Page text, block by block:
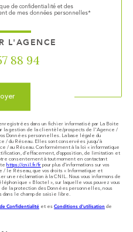
de confidentialité et des
de mes données personnelles*
L'AGENCE
88 94
dans un fichier informatisé par La Boite
la gestion de la clientèle/prospects de l'Agence /
Données personnelles. La base légale du
du Réseau. Elles sont conservées jusqu'à
/ au Réseau. Conformément à la loi « informatique
d’effacement, d’opposition, de limitation et
consentement à tout moment en contactant
https://cnil.fr/fr pour plus d’informations sur vos
/ le Réseau, que vos droits « Informatique et
une réclamation à la CNIL. Nous vous informons de
« Bloctel », sur laquelle vous pouvez vous
de la protection des Données personnelles, nous
dans le champ de saisie libre.
Confidentialité et es Conditions d'utilisation de